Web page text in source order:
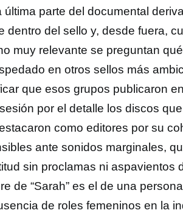
última parte del documental
dentro del sello y, desde fuera,
muy relevante se preguntan
en otros sellos más
que esos grupos publicaron
por el detalle los discos
como editores por su
ante sonidos marginales,
sin proclamas ni aspavientos
de “Sarah” es el de una
de roles femeninos en la